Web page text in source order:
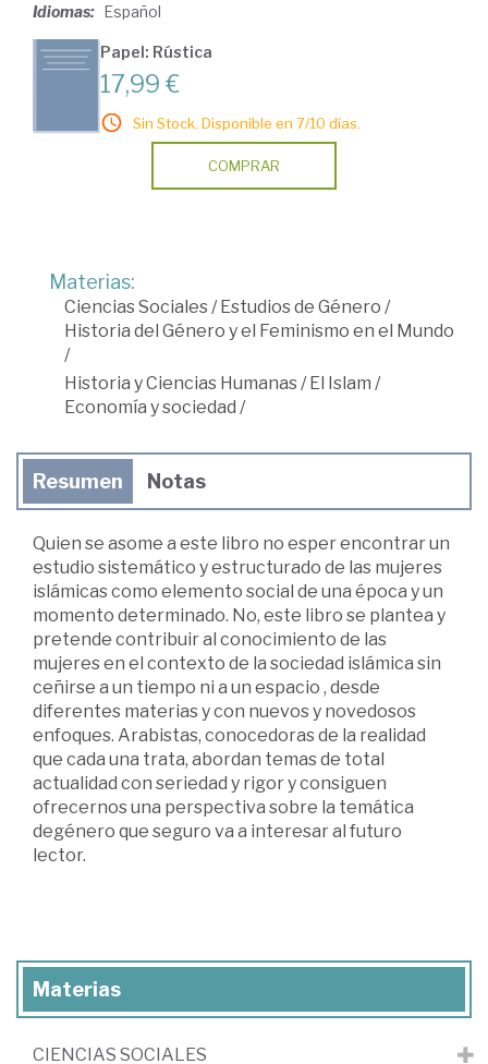
Idiomas: Español
Papel: Rústica
17,99 €
Sin Stock. Disponible en 7/10 días.
COMPRAR
Materias:
Ciencias Sociales/Estudios de Género /
Historia del Género y el Feminismo en el Mundo
/
Historia y Ciencias Humanas/El Islam /
Economía y sociedad /
Resumen Notas
Quien se asome a este libro no esper encontrar un
estudio sistemático y estructurado de las mujeres
islámicas como elemento social de una época y un
momento determinado. No, este libro se plantea y
pretende contribuir al conocimiento de las
mujeres en el contexto de la sociedad islámica sin
ceñirse a un tiempo ni a un espacio , desde
diferentes materias y con nuevos y novedosos
enfoques. Arabistas, conocedoras de la realidad
que cada una trata, abordan temas de total
actualidad con seriedad y rigor y consiguen
ofrecernos una perspectiva sobre la temática
degénero que seguro va a interesar al futuro
lector.
Materias
CIENCIAS SOCIALES